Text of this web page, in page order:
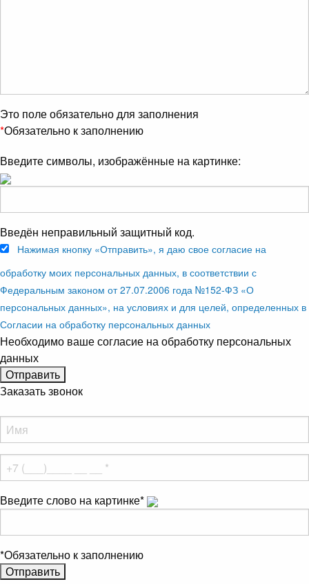
Это поле обязательно для заполнения
*Обязательно к заполнению
Введите символы, изображённые на картинке:
Введён неправильный защитный код.
Нажимая кнопку «Отправить», я даю свое согласие на
обработку моих персональных данных, в соответствии с
Федеральным законом от 27.07.2006 года №152-ФЗ «О
персональных данных», на условиях и для целей, определенных в
Согласии на обработку персональных данных
Необходимо ваше согласие на обработку персональных
данных
Заказать звонок
Введите слово на картинке*
*Обязательно к заполнению